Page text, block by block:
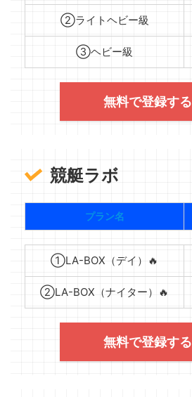
②ライトヘビー級
③ヘビー級
無料で登録する
競艇ラボ
プラン名
①LA-BOX（デイ）🔥
②LA-BOX（ナイター）🔥
無料で登録する